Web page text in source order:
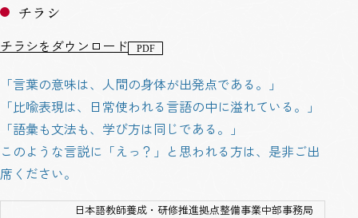
チラシ
チラシをダウンロード
「言葉の意味は、人間の身体が出発点である。」
「比喩表現は、日常使われる言語の中に溢れている。」
「語彙も文法も、学び方は同じである。」
このような言説に「えっ？」と思われる方は、是非ご出
席ください。
日本語教師養成・研修推進拠点整備事業中部事務局